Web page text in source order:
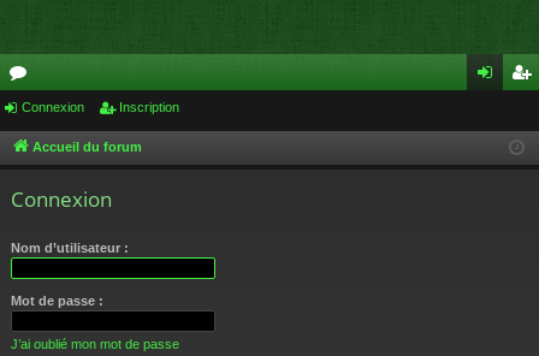
or
u cri
Connexion Inscription
Accueil du forum
Connexion
Nom d’utilisateur :
Mot de passe :
J’ai oublié mon mot de passe